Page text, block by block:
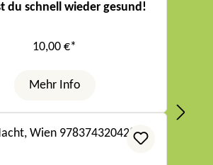
du schnell wieder gesund!
10,00 €*
Mehr Info